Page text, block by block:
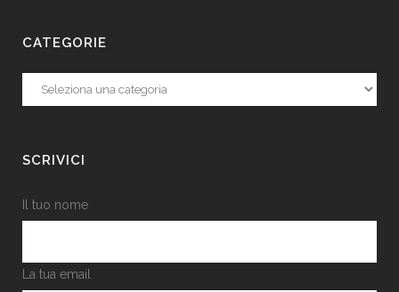
CATEGORIE
Categorie
SCRIVICI
Il tuo nome
La tua email